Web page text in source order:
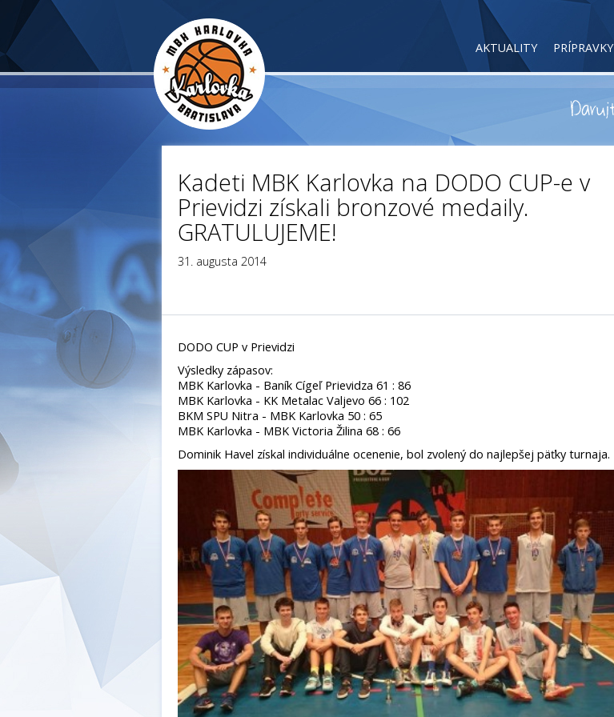
AKTUALITY PRÍPRAVKY
Kadeti MBK Karlovka na DODO CUP-e v
Prievidzi získali bronzové medaily.
GRATULUJEME!
31. augusta 2014
DODO CUP v Prievidzi
Výsledky zápasov:
MBK Karlovka - Baník Cígeľ Prievidza 61 : 86
MBK Karlovka - KK Metalac Valjevo 66 : 102
BKM SPU Nitra - MBK Karlovka 50 : 65
MBK Karlovka - MBK Victoria Žilina 68 : 66
Dominik Havel získal individuálne ocenenie, bol zvolený do najlepšej päťky turnaja.